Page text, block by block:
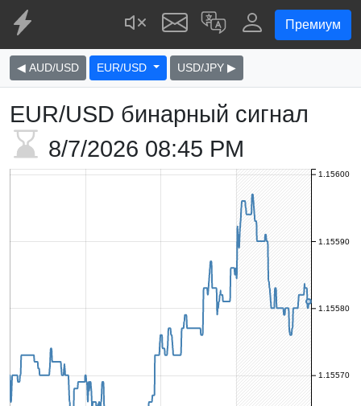
Премиум
◀ AUD/USD EUR/USD USD/JPY ▶
EUR/USD бинарный сигнал
8/7/2026 08:45 PM
1.15570
1.15580
1.15590
1.15600